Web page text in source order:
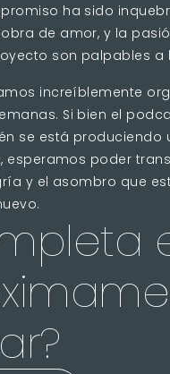
ha sido
de amor, y la
son palpables a
increíblemente
Si bien el
se está
esperamos poder
y el asombro que